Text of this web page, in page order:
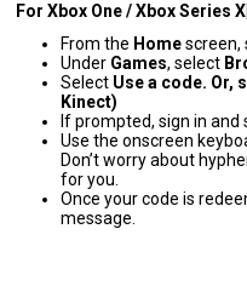
For Xbox One / Xbox Series
From the Homescreen,
Under Games, select
Select Use a code. Or,
Kinect)
If prompted, sign in and
Use the onscreen
Don’t worry about
for you.
Once your code is
message.